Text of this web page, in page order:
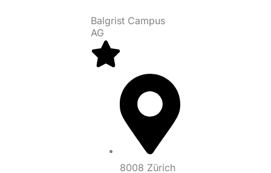
Balgrist Campus
AG
8008 Zürich